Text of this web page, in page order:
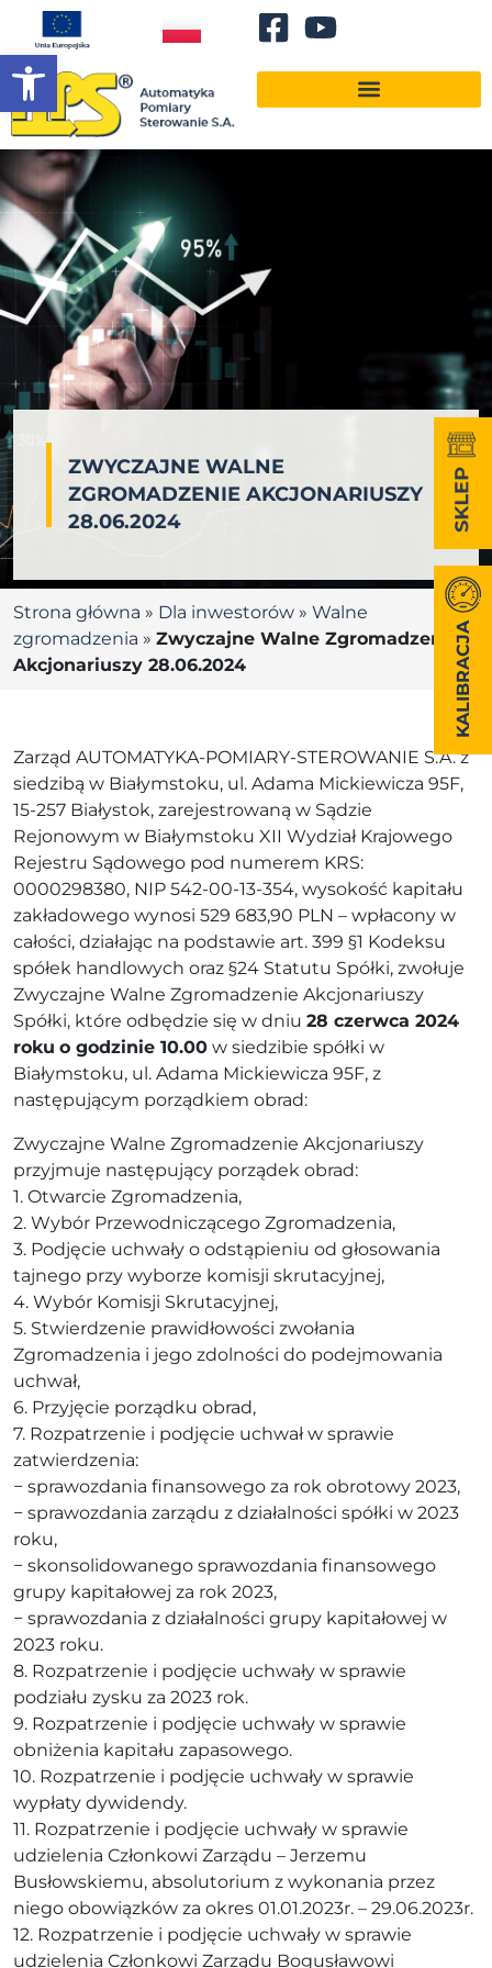
Otwórz pasek narzędzi
ZWYCZAJNE WALNE
ZGROMADZENIE AKCJONARIUSZY
28.06.2024
Strona główna » Dla inwestorów » Walne
zgromadzenia » Zwyczajne Walne Zgromadzenie
Akcjonariuszy 28.06.2024
Zarząd AUTOMATYKA-POMIARY-STEROWANIE S.A. z
siedzibą w Białymstoku, ul. Adama Mickiewicza 95F,
15-257 Białystok, zarejestrowaną w Sądzie
Rejonowym w Białymstoku XII Wydział Krajowego
Rejestru Sądowego pod numerem KRS:
0000298380, NIP 542-00-13-354, wysokość kapitału
zakładowego wynosi 529 683,90 PLN – wpłacony w
całości, działając na podstawie art. 399 §1 Kodeksu
spółek handlowych oraz §24 Statutu Spółki, zwołuje
Zwyczajne Walne Zgromadzenie Akcjonariuszy
Spółki, które odbędzie się w dniu 28 czerwca 2024
roku o godzinie 10.00 w siedzibie spółki w
Białymstoku, ul. Adama Mickiewicza 95F, z
następującym porządkiem obrad:
Zwyczajne Walne Zgromadzenie Akcjonariuszy
przyjmuje następujący porządek obrad:
1. Otwarcie Zgromadzenia,
2. Wybór Przewodniczącego Zgromadzenia,
3. Podjęcie uchwały o odstąpieniu od głosowania
tajnego przy wyborze komisji skrutacyjnej,
4. Wybór Komisji Skrutacyjnej,
5. Stwierdzenie prawidłowości zwołania
Zgromadzenia i jego zdolności do podejmowania
uchwał,
6. Przyjęcie porządku obrad,
7. Rozpatrzenie i podjęcie uchwał w sprawie
zatwierdzenia:
− sprawozdania finansowego za rok obrotowy 2023,
− sprawozdania zarządu z działalności spółki w 2023
roku,
− skonsolidowanego sprawozdania finansowego
grupy kapitałowej za rok 2023,
− sprawozdania z działalności grupy kapitałowej w
2023 roku.
8. Rozpatrzenie i podjęcie uchwały w sprawie
podziału zysku za 2023 rok.
9. Rozpatrzenie i podjęcie uchwały w sprawie
obniżenia kapitału zapasowego.
10. Rozpatrzenie i podjęcie uchwały w sprawie
wypłaty dywidendy.
11. Rozpatrzenie i podjęcie uchwały w sprawie
udzielenia Członkowi Zarządu – Jerzemu
Busłowskiemu, absolutorium z wykonania przez
niego obowiązków za okres 01.01.2023r. – 29.06.2023r.
12. Rozpatrzenie i podjęcie uchwały w sprawie
udzielenia Członkowi Zarządu Bogusławowi
KALIBRACJA